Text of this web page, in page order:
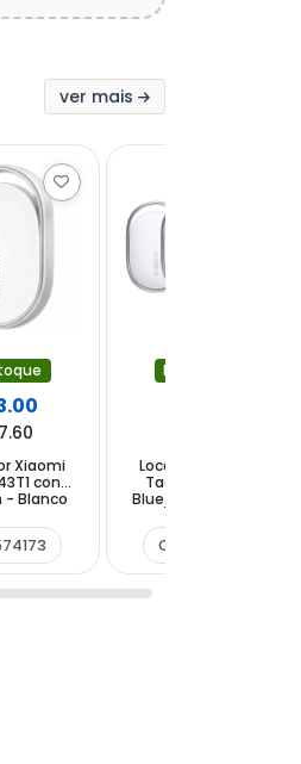
ver mais
Xiaomi
con
Blanco
Em estoque
Localizador Xiaomi
Tag M2543T1 con
Bluetooth - Blanco -
Cód. 1574166